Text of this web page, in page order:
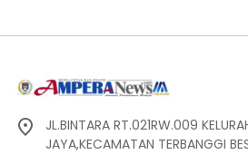
JL.BINTARA RT.021RW.009
JAYA,KECAMATAN TERBANGGI